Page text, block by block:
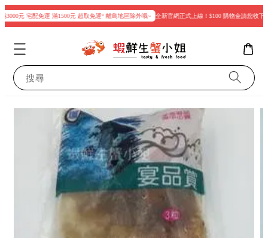
元 宅配免運 滿1500元 超取免運“ 離島地區除外哦~ 全新官網正式上線！$100 購物金請您收下
搜尋